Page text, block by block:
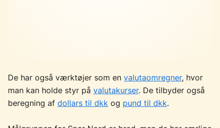
De har også værktøjer som en valutaomregner, hvor
man kan holde styr på valutakurser. De tilbyder også
beregning af dollars til dkk og pund til dkk.